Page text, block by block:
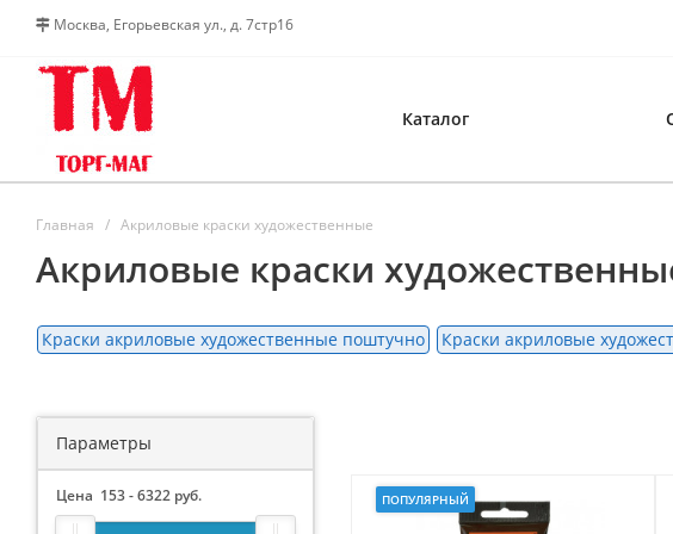
Москва, Егорьевская ул., д. 7стр16
Каталог
Главная Акриловые краски художественные
Акриловые краски
Краски акриловые художественные поштучно Краски акриловые
ПОПУЛЯРНЫЙ
Параметры
Цена 153-6322 руб.